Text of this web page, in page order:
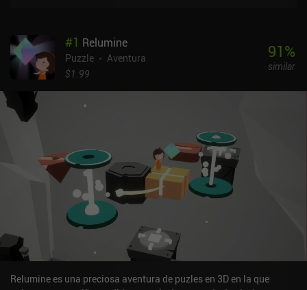
#1 Relumine
Puzzle
Aventura
$1.99
91%
similar
Relumine es una preciosa aventura de puzles en 3D en la que